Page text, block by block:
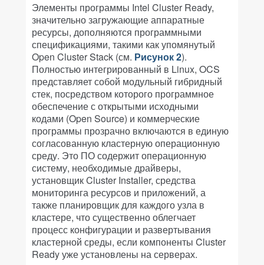
Элементы программы Intel Cluster Ready,
значительно загружающие аппаратные
ресурсы, дополняются программными
спецификациями, такими как упомянутый
Open Cluster Stack (см. Рисунок 2).
Полностью интегрированный в Linux, OCS
представляет собой модульный гибридный
стек, посредством которого программное
обеспечение с открытыми исходными
кодами (Open Source) и коммерческие
программы прозрачно включаются в единую
согласованную кластерную операционную
среду. Это ПО содержит операционную
систему, необходимые драйверы,
установщик Cluster Installer, средства
мониторинга ресурсов и приложений, а
также планировщик для каждого узла в
кластере, что существенно облегчает
процесс конфигурации и развертывания
кластерной среды, если компоненты Cluster
Ready уже установлены на серверах.